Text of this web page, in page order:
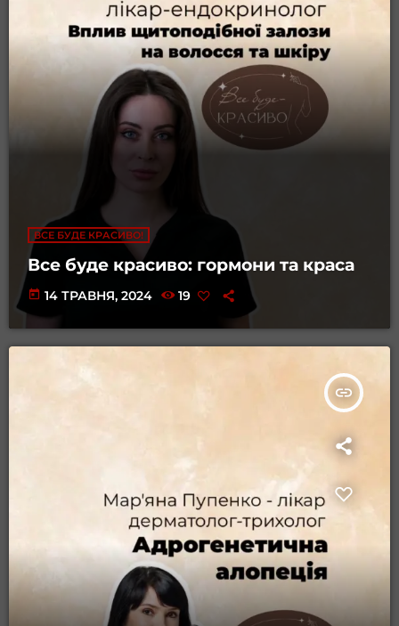
ВСЕ БУДЕ КРАСИВО!
Все буде красиво: гормони та краса
today 14 ТРАВНЯ, 2024 19
insert_link